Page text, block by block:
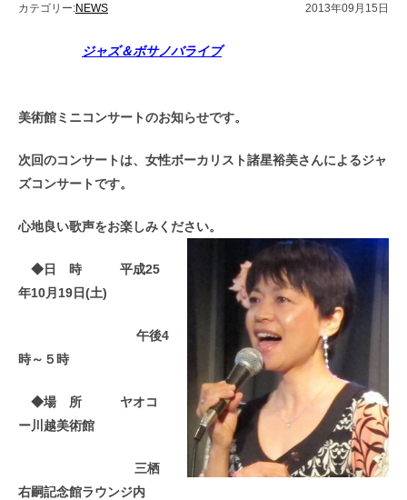
カテゴリー:NEWS 2013年09月15日
ジャズ＆ボサノバライブ
美術館ミニコンサートのお知らせです。
次回のコンサートは、女性ボーカリスト諸星裕美さんによるジャ
ズコンサートです。
心地良い歌声をお楽しみください。
◆日 時 平成25
年10月19日(土)
午後4
時～５時
◆場 所 ヤオコ
ー川越美術館
三栖
右嗣記念館ラウンジ内